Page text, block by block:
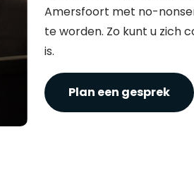
Amersfoort met no-
te worden. Zo kunt u zich
is.
Plan een gesprek